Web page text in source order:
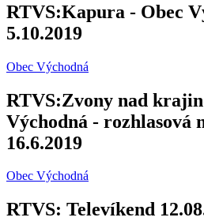
RTVS:Kapura - Obec
5.10.2019
Obec Východná
RTVS:Zvony nad
Východná - rozhlasová
16.6.2019
Obec Východná
RTVS: Televíkend